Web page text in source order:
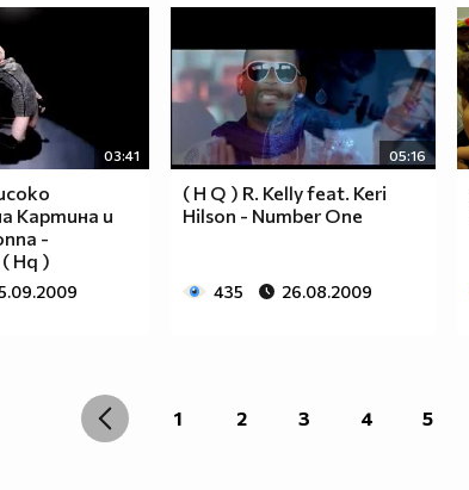
03:41
Картина и
-
Hq )
05:16
( H Q ) R. Kelly feat. Keri
Hilson - Number One
435 26.08.2009
1 2 3 4 5